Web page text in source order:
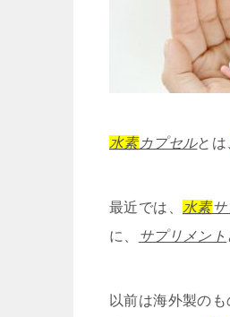
水素カプセルとは
最近では、 水素サ
に、
サプリメント
以前は海外製の